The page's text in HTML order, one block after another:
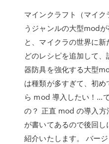
マインクラフト（マイ
うジャンルの大型mod
と、マイクラの世界に
どのレシピを追加して
器防具を強化する大型
は種類が多すぎて、初
ら mod 導入したい！…
の？ 正直 mod の導入
が書いてあるので後回
紹介いたします。 バー